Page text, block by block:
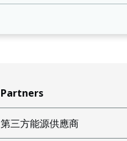
Partners
第三方能源供應商